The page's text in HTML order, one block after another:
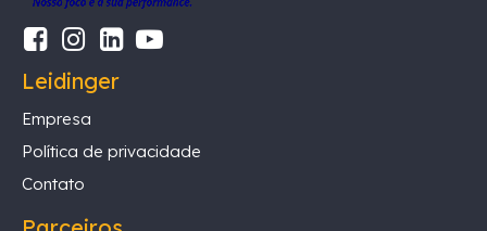
Leidinger
Empresa
Política de privacidade
Contato